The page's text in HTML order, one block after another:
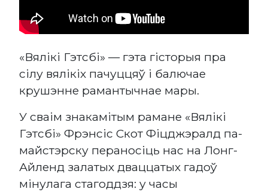
«Вялікі Гэтсбі» — гэта гісторыя пра
сілу вялікіх пачуццяў і балючае
крушэнне рамантычнае мары.
У сваім знакамітым рамане «Вялікі
Гэтсбі» Фрэнсіс Скот Фіцджэралд па-
майстэрску пераносіць нас на Лонг-
Айленд залатых дваццатых гадоў
мінулага стагоддзя: у часы